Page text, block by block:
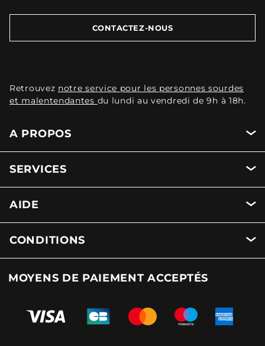
CONTACTEZ-NOUS
Retrouvez notre service pour les personnes sourdes
et malentendantes du lundi au vendredi de 9h à 18h.
A PROPOS
SERVICES
AIDE
CONDITIONS
MOYENS DE PAIEMENT ACCEPTÉS